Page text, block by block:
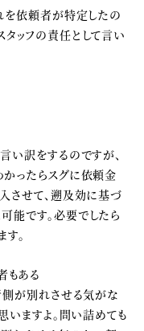
を依頼者が特定したの
ッフの責任として言い
い訳をするのですが、
ったらスグに依頼金
させて、遡及効に基づ
能です。必要でしたら
。
もある
側が別れさせる気がな
いますよ。問い詰めても